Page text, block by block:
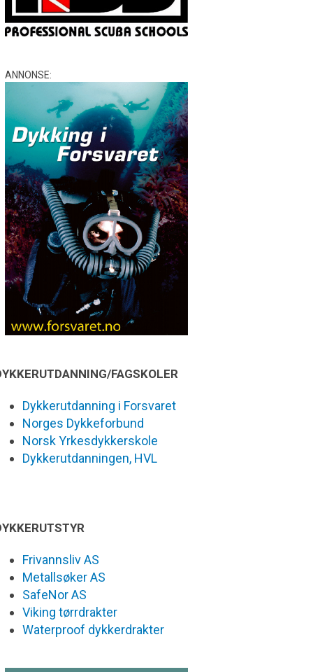
ANNONSE:
FAGSKOLER
Dykkerutdanning i Forsvaret
Norges Dykkeforbund
Norsk Yrkesdykkerskole
Dykkerutdanningen, HVL
Frivannsliv AS
Metallsøker AS
SafeNor AS
Viking tørrdrakter
Waterproof dykkerdrakter